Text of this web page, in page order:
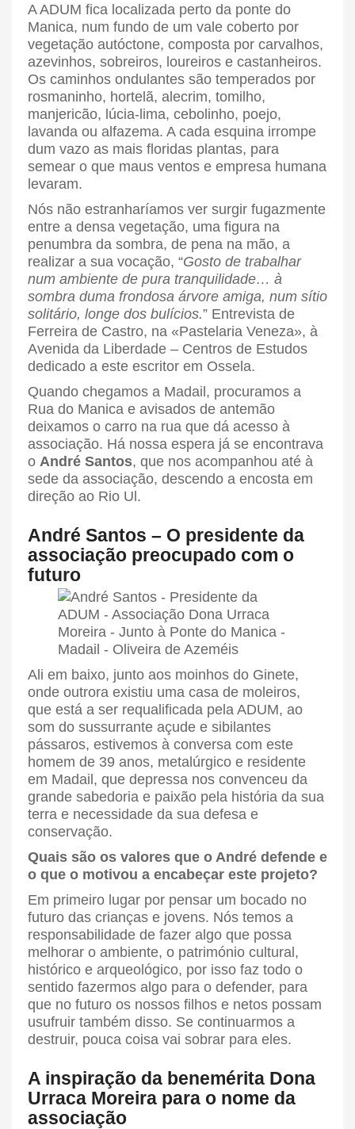
A ADUM fica localizada perto da ponte do
Manica, num fundo de um vale coberto por
vegetação autóctone, composta por carvalhos,
azevinhos, sobreiros, loureiros e castanheiros.
Os caminhos ondulantes são temperados por
rosmaninho, hortelã, alecrim, tomilho,
manjericão, lúcia-lima, cebolinho, poejo,
lavanda ou alfazema. A cada esquina irrompe
dum vazo as mais floridas plantas, para
semear o que maus ventos e empresa humana
levaram.
Nós não estranharíamos ver surgir fugazmente
entre a densa vegetação, uma figura na
penumbra da sombra, de pena na mão, a
realizar a sua vocação, “Gosto de trabalhar
num ambiente de pura tranquilidade… à
sombra duma frondosa árvore amiga, num sítio
solitário, longe dos bulícios.” Entrevista de
Ferreira de Castro, na «Pastelaria Veneza», à
Avenida da Liberdade – Centros de Estudos
dedicado a este escritor em Ossela.
Quando chegamos a Madail, procuramos a
Rua do Manica e avisados de antemão
deixamos o carro na rua que dá acesso à
associação. Há nossa espera já se encontrava
o André Santos, que nos acompanhou até à
sede da associação, descendo a encosta em
direção ao Rio Ul.
André Santos – O presidente da
associação preocupado com o
futuro
Ali em baixo, junto aos moinhos do Ginete,
onde outrora existiu uma casa de moleiros,
que está a ser requalificada pela ADUM, ao
som do sussurrante açude e sibilantes
pássaros, estivemos à conversa com este
homem de 39 anos, metalúrgico e residente
em Madail, que depressa nos convenceu da
grande sabedoria e paixão pela história da sua
terra e necessidade da sua defesa e
conservação.
Quais são os valores que o André defende e
o que o motivou a encabeçar este projeto?
Em primeiro lugar por pensar um bocado no
futuro das crianças e jovens. Nós temos a
responsabilidade de fazer algo que possa
melhorar o ambiente, o património cultural,
histórico e arqueológico, por isso faz todo o
sentido fazermos algo para o defender, para
que no futuro os nossos filhos e netos possam
usufruir também disso. Se continuarmos a
destruir, pouca coisa vai sobrar para eles.
A inspiração da benemérita Dona
Urraca Moreira para o nome da
associação